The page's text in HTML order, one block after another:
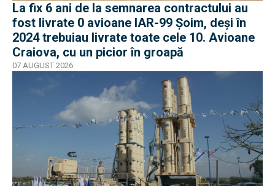
La fix 6 ani de la semnarea contractului au
fost livrate 0 avioane IAR-99 Șoim, deși în
2024 trebuiau livrate toate cele 10. Avioane
Craiova, cu un picior în groapă
07 AUGUST 2026